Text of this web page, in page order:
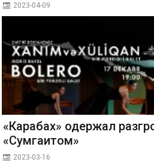
2023-04-09
«Карабах» одержал
«Сумгаитом»
2023-03-16